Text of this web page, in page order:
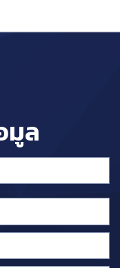
มูล